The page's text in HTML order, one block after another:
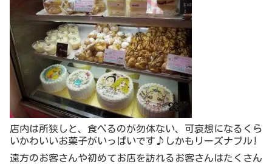
店内は所狭しと、食べるのが勿体ない、可哀想になるくら
いかわいいお菓子がいっぱいです♪しかもリーズナブル!
遠方のお客さんや初めてお店を訪れるお客さんはたくさん